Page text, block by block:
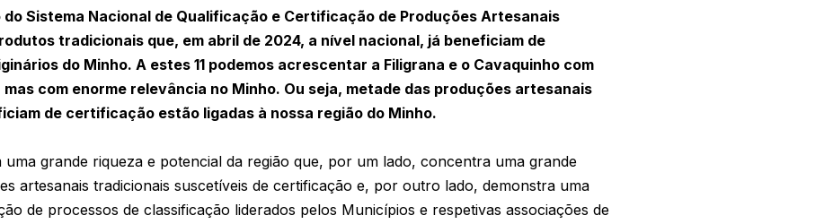
do Sistema Nacional de Qualificação e Certificação de Produções Artesanais
tradicionais que, em abril de 2024, a nível nacional, já beneficiam de
do Minho. A estes 11 podemos acrescentar a Filigrana e o Cavaquinho com
com enorme relevância no Minho. Ou seja, metade das produções artesanais
de certificação estão ligadas à nossa região do Minho.
uma grande riqueza e potencial da região que, por um lado, concentra uma grande
artesanais tradicionais suscetíveis de certificação e, por outro lado, demonstra uma
de processos de classificação liderados pelos Municípios e respetivas associações de